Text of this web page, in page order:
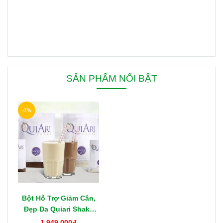
SẢN PHẨM NỔI BẬT
Bột Hỗ Trợ Giảm Cân,
Đẹp Da Quiari Shake
1000g Mỹ
-7%